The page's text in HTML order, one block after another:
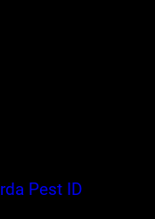
Pest ID